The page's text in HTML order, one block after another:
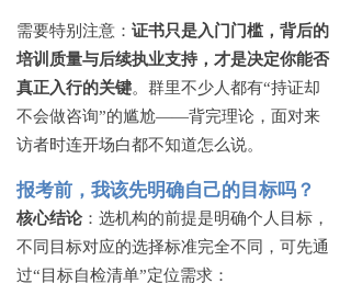
需要特别注意： 证书只是入门门槛，背后的
培训质量与后续执业支持，才是决定你能否
真正入行的关键。群里不少人都有“持证却
不会做咨询”的尴尬——背完理论，面对来
访者时连开场白都不知道怎么说。
报考前，我该先明确自己的目标吗？
核心结论：选机构的前提是明确个人目标，
不同目标对应的选择标准完全不同，可先通
过“目标自检清单”定位需求：